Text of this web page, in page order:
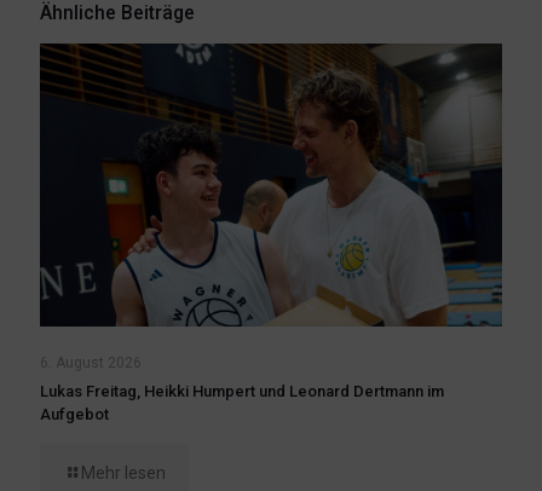
Ähnliche Beiträge
6. August 2026
Lukas Freitag, Heikki Humpert und Leonard Dertmann im
Aufgebot
Mehr lesen